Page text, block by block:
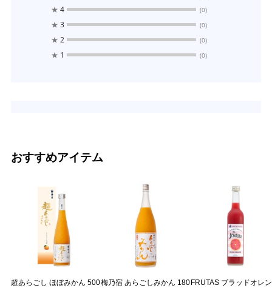
★ 4 (0)
★ 3 (0)
★ 2 (0)
★ 1 (0)
おすすめアイテム
超あらごし ほぼみかん 500梅乃宿 あらごしみかん 180 FRUTAS ブラッドオレ